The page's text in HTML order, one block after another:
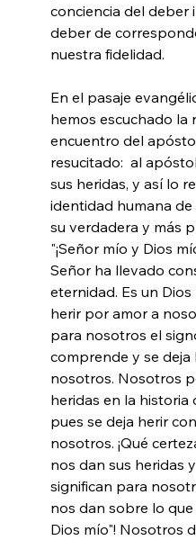
conciencia del deber
deber de
nuestra fidelidad.
En el pasaje
hemos escuchado la
encuentro del
resucitado:  al
sus heridas, y así lo
identidad humana
su verdadera y más
"¡Señor mío y Dios
Señor ha llevado
eternidad. Es un
herir por amor a
para nosotros el
comprende y se deja
nosotros. Nosotros
heridas en la historia
pues se deja herir
nosotros. ¡Qué
nos dan sus heridas
significan para
nos dan sobre lo que
Dios mío"! Nosotros